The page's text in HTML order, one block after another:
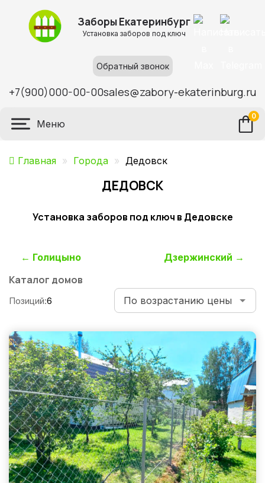
Заборы Екатеринбург
Установка заборов под ключ
Обратный звонок
+7(900)000-00-00sales@zabory-ekaterinburg.ru
Меню
0
Главная » Города » Дедовск
ДЕДОВСК
Установка заборов под ключ в Дедовске
Навигация
по
← Голицыно Дзержинский →
Каталог домов
Позиций:6